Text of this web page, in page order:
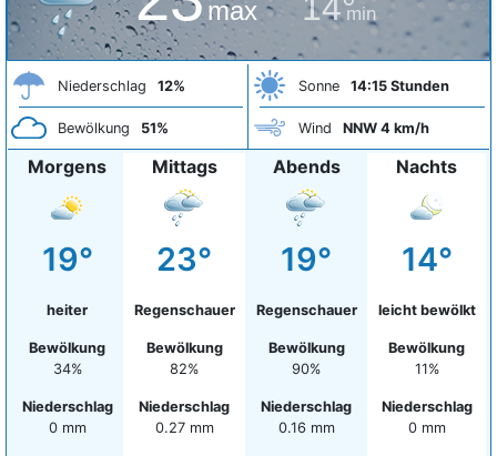
max min
Niederschlag 12%
Bewölkung 51%
Sonne 14:15 Stunden
Wind NNW 4 km/h
Morgens
19°
heiter
Bewölkung
34%
Niederschlag
0 mm
Mittags
23°
Regenschauer
Bewölkung
82%
Niederschlag
0.27 mm
Abends
19°
Regenschauer
Bewölkung
90%
Niederschlag
0.16 mm
Nachts
14°
leicht bewölkt
Bewölkung
11%
Niederschlag
0 mm